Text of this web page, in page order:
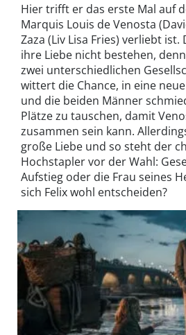
Hier trifft er das erste Mal auf
Marquis Louis de Venosta
Zaza (Liv Lisa Fries) verliebt
ihre Liebe nicht bestehen,
zwei unterschiedlichen
wittert die Chance, in eine
und die beiden Männer
Plätze zu tauschen, damit
zusammen sein kann.
große Liebe und so steht der
Hochstapler vor der Wahl:
Aufstieg oder die Frau seines
sich Felix wohl entscheiden?